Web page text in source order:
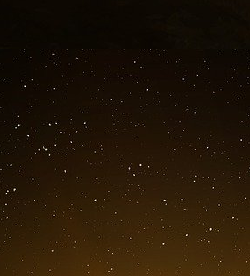
jusqu’à la prochaine
en béton armée…
encore l’aide d’un
confondu au terme d’une
de repentance
» ! Et puis,
le vilain mot ! Il est bien
en dignité), que le pire
placés dans des
tous des assassins en
éloquentbavard
– terme